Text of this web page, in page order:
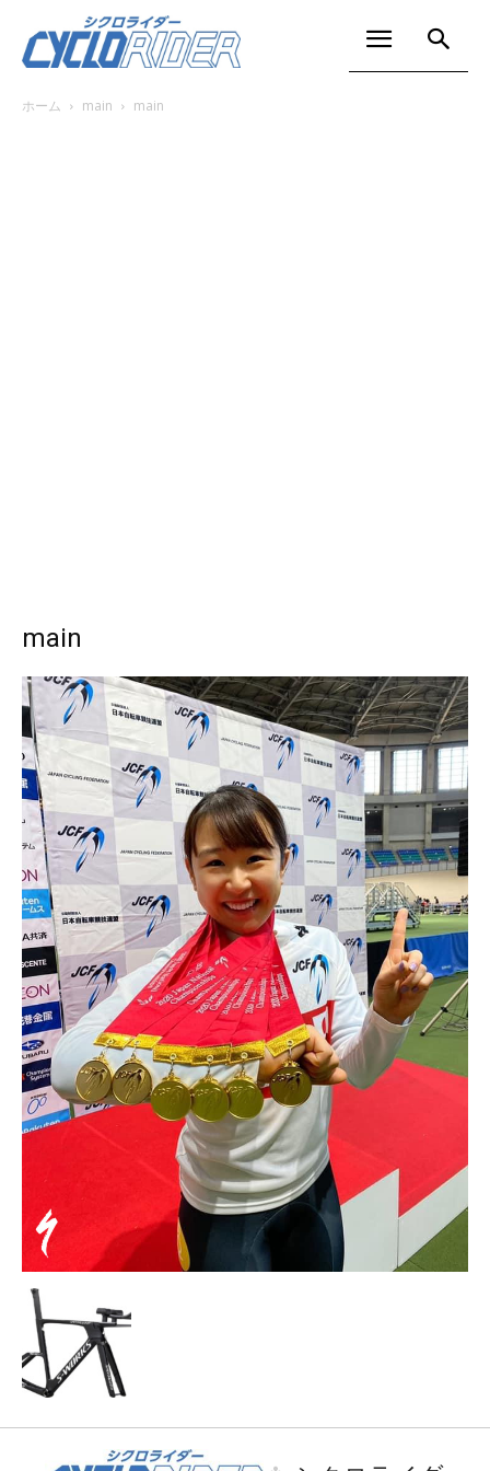
SEARCH...
ホーム main main
main